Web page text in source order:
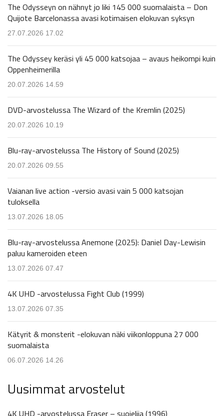
The Odysseyn on nähnyt jo liki 145 000 suomalaista – Don
Quijote Barcelonassa avasi kotimaisen elokuvan syksyn
27.07.2026 17.02
The Odyssey keräsi yli 45 000 katsojaa – avaus heikompi kuin
Oppenheimerilla
20.07.2026 14.59
DVD-arvostelussa The Wizard of the Kremlin (2025)
20.07.2026 10.19
Blu-ray-arvostelussa The History of Sound (2025)
20.07.2026 09.55
Vaianan live action -versio avasi vain 5 000 katsojan
tuloksella
13.07.2026 18.05
Blu-ray-arvostelussa Anemone (2025): Daniel Day-Lewisin
paluu kameroiden eteen
13.07.2026 07.47
4K UHD -arvostelussa Fight Club (1999)
13.07.2026 07.35
Kätyrit & monsterit -elokuvan näki viikonloppuna 27 000
suomalaista
06.07.2026 14.26
Uusimmat arvostelut
4K UHD -arvostelussa Eraser – suojelija (1996)